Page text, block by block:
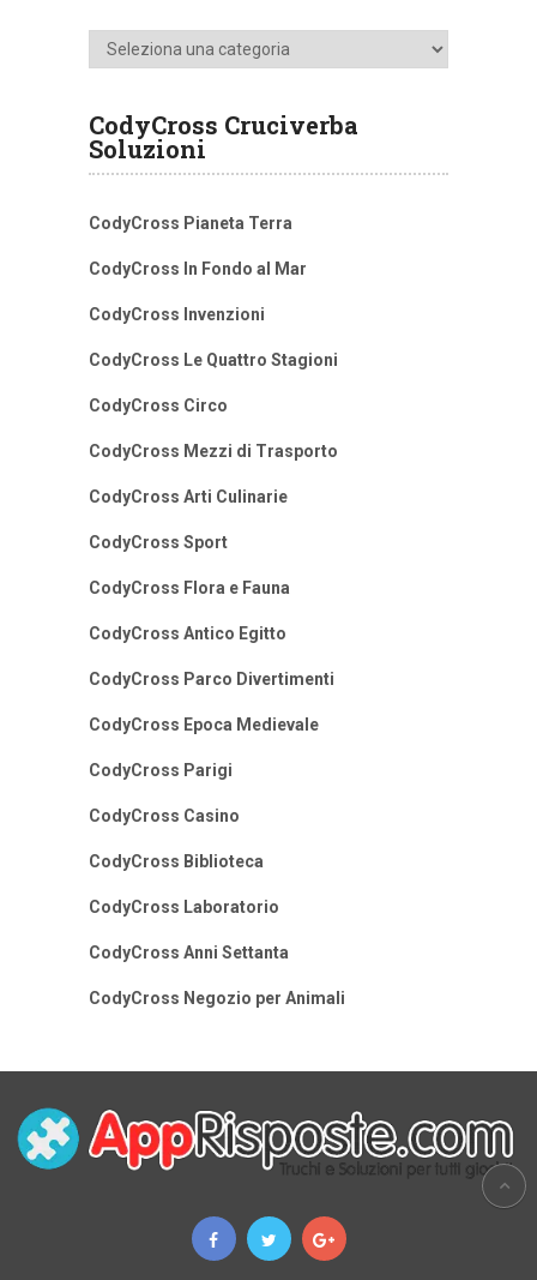
Categorie
CodyCross Cruciverba
Soluzioni
CodyCross Pianeta Terra
CodyCross In Fondo al Mar
CodyCross Invenzioni
CodyCross Le Quattro Stagioni
CodyCross Circo
CodyCross Mezzi di Trasporto
CodyCross Arti Culinarie
CodyCross Sport
CodyCross Flora e Fauna
CodyCross Antico Egitto
CodyCross Parco Divertimenti
CodyCross Epoca Medievale
CodyCross Parigi
CodyCross Casino
CodyCross Biblioteca
CodyCross Laboratorio
CodyCross Anni Settanta
CodyCross Negozio per Animali